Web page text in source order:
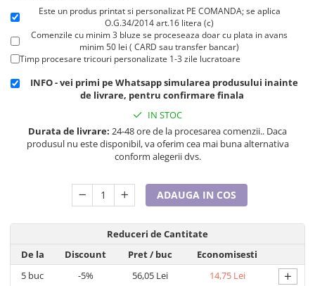
Este un produs printat si personalizat PE COMANDA; se aplica
O.G.34/2014 art.16 litera (c)
Comenzile cu minim 3 bluze se proceseaza doar cu plata in avans
minim 50 lei ( CARD sau transfer bancar)
Timp procesare tricouri personalizate 1-3 zile lucratoare
INFO - vei primi pe Whatsapp simularea produsului inainte
de livrare, pentru confirmare finala
IN STOC
Durata de livrare: 24-48 ore de la procesarea comenzii.. Daca
produsul nu este disponibil, va oferim cea mai buna alternativa
conform alegerii dvs.
ADAUGA IN COS
Reduceri de Cantitate
De la
Discount Pret/ buc
Economisesti
5 buc -5% 56,05 Lei 14,75 Lei +